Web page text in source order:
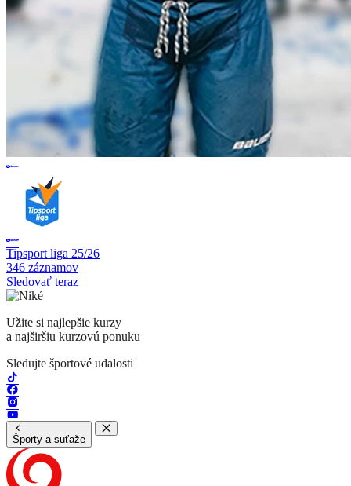
Tipsport liga 25/26
346 záznamov
Sledovať teraz
Užite si najlepšie kurzy
a najširšiu kurzovú ponuku
Sledujte športové udalosti
Športy a suťaže